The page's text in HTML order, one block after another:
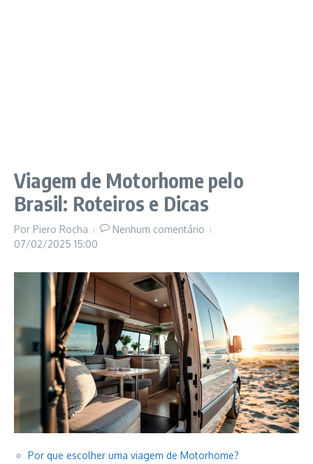
Viagem de Motorhome pelo
Brasil: Roteiros e Dicas
Por Piero Rocha
Nenhum comentário
07/02/2025 15:00
Por que escolher uma viagem de Motorhome?